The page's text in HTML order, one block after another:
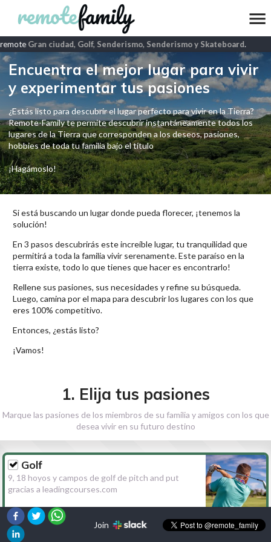
Gran ciudad, Golf, Senderismo, Senderismo y Skateboard.
Encuentra el mejor lugar para vivir
y experimentar tus pasiones
¿Estás listo para descubrir el lugar perfecto para vivir en la Tierra?
Remote-Family te permite descubrir instantáneamente todos los
lugares de la Tierra que corresponden a los deseos, pasiones,
hobbies de toda tu familia bajo el título
¡Hagámoslo!
Si está buscando un lugar donde pueda florecer, ¡tenemos la
solución!
En 3 pasos descubrirás este increíble lugar, tu tranquilidad que
permitirá a toda la familia vivir serenamente. Este paraíso en la
tierra existe, todo lo que tienes que hacer es encontrarlo!
Rellene sus pasiones, sus necesidades y refine su búsqueda.
Luego, camina por el mapa para descubrir los lugares con los que
eres 100% competitivo.
Entonces, ¿estás listo?
¡Vamos!
1. Elija tus pasiones
Marque las pasiones de los miembros de su familia y amigos con los que
desea vivir en su futuro destino
Golf
9, 18 hoyos y campos de golf de pitch and put
gracias a leadingcourses.com
Senderismo
Join